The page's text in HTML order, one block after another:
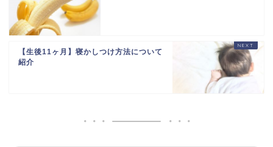
【生後11ヶ月】寝かしつけ方法について
紹介